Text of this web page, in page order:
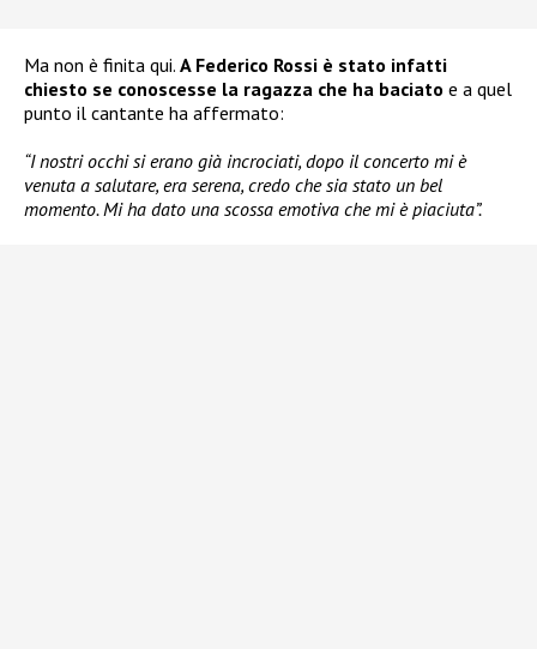
Ma non è finita qui. A Federico Rossi è stato infatti
chiesto se conoscesse la ragazza che ha baciato e a quel
punto il cantante ha affermato:
“I nostri occhi si erano già incrociati, dopo il concerto mi è
venuta a salutare, era serena, credo che sia stato un bel
momento. Mi ha dato una scossa emotiva che mi è piaciuta”.